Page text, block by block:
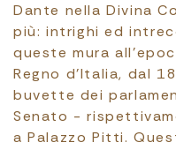
Dante nella Divina
più: intrighi ed
queste mura
Regno d’Italia, dal
buvette dei
Senato -
a Palazzo Pitti.